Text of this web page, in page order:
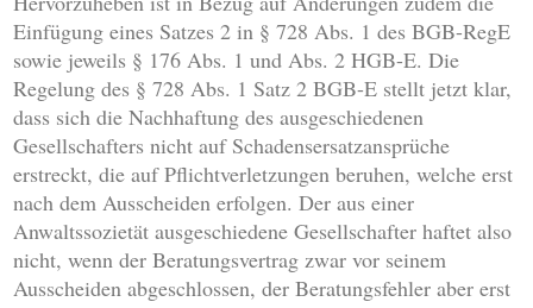
Einfügung eines Satzes 2 in § 728 Abs. 1 des BGB-RegE
sowie jeweils § 176 Abs. 1 und Abs. 2 HGB-E. Die
Regelung des § 728 Abs. 1 Satz 2 BGB-E stellt jetzt klar,
dass sich die Nachhaftung des ausgeschiedenen
Gesellschafters nicht auf Schadensersatzansprüche
erstreckt, die auf Pflichtverletzungen beruhen, welche erst
nach dem Ausscheiden erfolgen. Der aus einer
Anwaltssozietät ausgeschiedene Gesellschafter haftet also
nicht, wenn der Beratungsvertrag zwar vor seinem
Ausscheiden abgeschlossen, der Beratungsfehler aber erst